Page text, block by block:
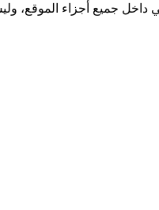
داخل جميع أجزاء